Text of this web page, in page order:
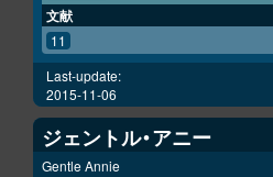
文献
11
Last-update:
2015-11-06
ジェントル・アニー
Gentle Annie